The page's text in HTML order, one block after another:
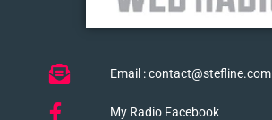
Email : contact@stefline.com
My Radio Facebook